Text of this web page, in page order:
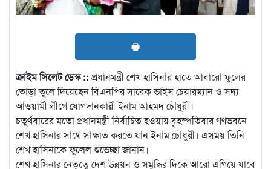
🖶
ক্রাইম সিলেট ডেস্ক :: প্রধানমন্ত্রী শেখ হাসিনার হাতে আবারো ফুলের
তোড়া তুলে দিয়েছেন বিএনপির সাবেক ভাইস চেয়ারম্যান ও সদ্য
আওয়ামী লীগে যোগদানকারী ইনাম আহমদ চৌধুরী।
চতুর্থবারের মতো প্রধানমন্ত্রী নির্বাচিত হওয়ায় বৃহস্পতিবার গণভবনে
শেখ হাসিনার সাথে সাক্ষাত করতে যান ইনাম চৌধুরী। এসময় তিনি
শেখ হাসিনাকে ফুলেল শুভেচ্ছা জানান।
শেখ হাসিনার নেতৃত্বে দেশ উন্নয়ন ও সমৃদ্ধির দিকে আরো এগিয়ে যাবে